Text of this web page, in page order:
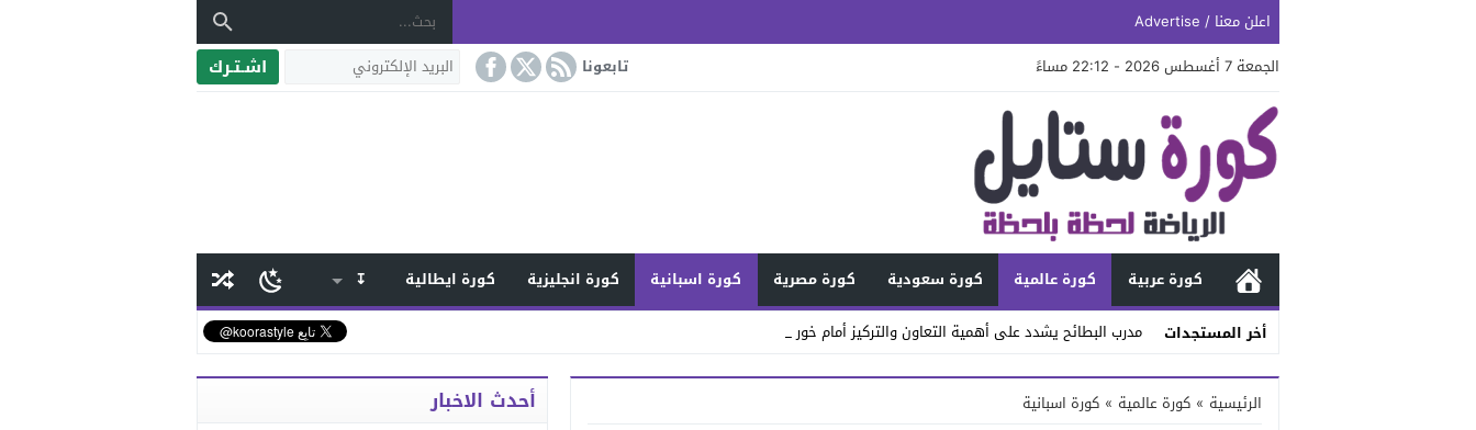
اعلن معنا / Advertise
الجمعة 7 أغسطس 2026 - 22:12 مساءً
تابعونا اشـتـرك
كورة عربية كورة عالمية كورة سعودية كورة مصرية كورة اسبانية كورة انجليزية كورة ايطالية
↧
أخر المستجدات
مدرب البطائح يشدد على أهمية التعاون والتركيز أمام خورفكان
Stop
Previous
الرئيسية » كورة عالمية » كورة اسبانية أحدث الاخبار